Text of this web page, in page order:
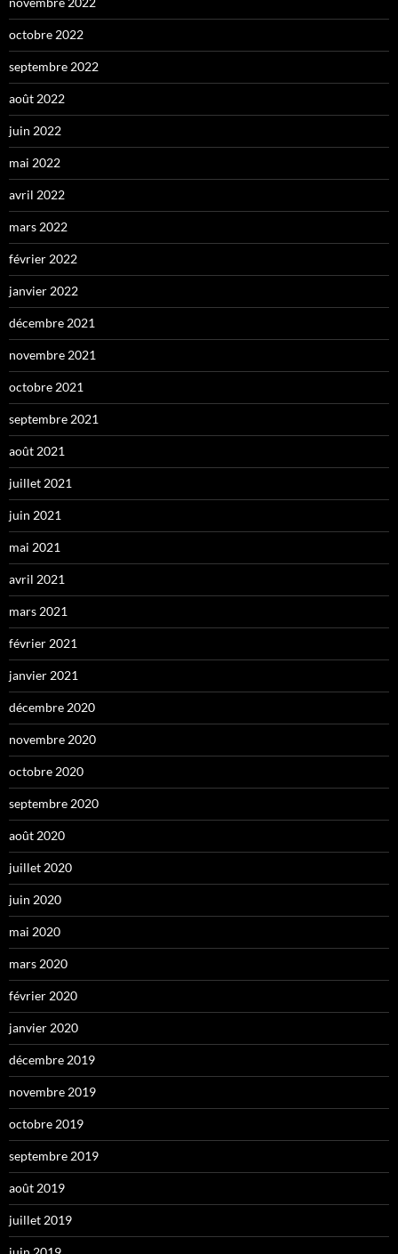
octobre 2022
septembre 2022
août 2022
juin 2022
mai 2022
avril 2022
mars 2022
février 2022
janvier 2022
décembre 2021
novembre 2021
octobre 2021
septembre 2021
août 2021
juillet 2021
juin 2021
mai 2021
avril 2021
mars 2021
février 2021
janvier 2021
décembre 2020
novembre 2020
octobre 2020
septembre 2020
août 2020
juillet 2020
juin 2020
mai 2020
mars 2020
février 2020
janvier 2020
décembre 2019
novembre 2019
octobre 2019
septembre 2019
août 2019
juillet 2019